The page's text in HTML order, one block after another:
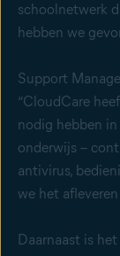
schoolnetwerk
hebben we
Support
“CloudCare
nodig hebben
onderwijs –
antivirus,
we het
Daarnaast is